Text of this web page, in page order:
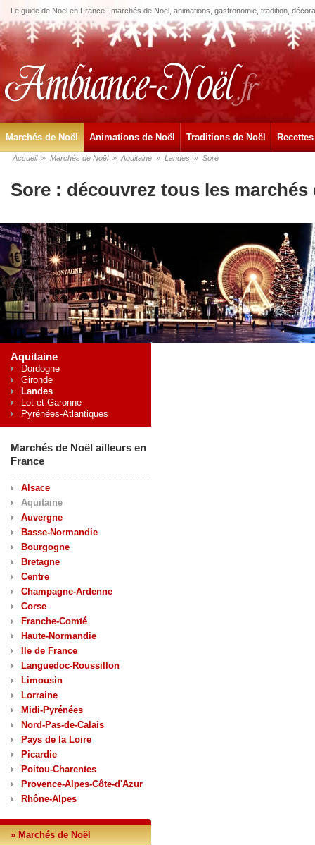
Le guide de Noël en France : marchés de Noël, animations, gastronomie, tradition,
Marchés de Noël Animations de Noël Traditions de Noël
Accueil » Marchés de Noël » Aquitaine » Landes » Sore
Sore : découvrez tous les marchés
Aquitaine
Dordogne
Gironde
Landes
Lot-et-Garonne
Pyrénées-Atlantiques
Marchés de Noël ailleurs en
France
Alsace
Aquitaine
Auvergne
Basse-Normandie
Bourgogne
Bretagne
Centre
Champagne-Ardenne
Corse
Franche-Comté
Haute-Normandie
Ile de France
Languedoc-Roussillon
Limousin
Lorraine
Midi-Pyrénées
Nord-Pas-de-Calais
Pays de la Loire
Picardie
Poitou-Charentes
Provence-Alpes-Côte-d'Azur
Rhône-Alpes
» Marchés de Noël